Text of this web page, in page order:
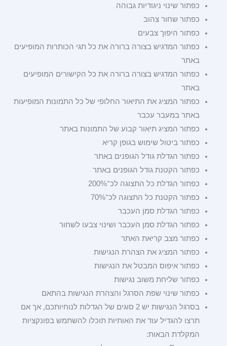
כפתור שינוי ניגודיות גבוהה
כפתור שחור צהוב
כפתור היפוך צבעים
כפתור המדגיש בצורה ברורה את כל תגי הכותרות המופיעים
באתר
כפתור המדגיש בצורה ברורה את כל הקישורים המופיעים
באתר
כפתור המציג את התיאור החלופי של כל התמונות המופיעות
באתר במעבר עכבר
כפתור המציג תיאור קבוע של התמונות באתר
כפתור ביטול שימוש בגופן קריא
כפתור הגדלת גודל הגופנים באתר
כפתור הקטנת גודל הגופנים באתר
כפתור הגדלת כל התצוגה לכ־200%
כפתור הקטנת כל התצוגה לכ־70%
כפתור הגדלת סמן העכבר
כפתור הגדלת סמן העכבר ושינוי צבעו לשחור
כפתור מצב קריאת האתר
כפתור המציג את הצהרת הנגישות
כפתור איפוס המבטל את הנגישות
כפתור שליחת משוב נגישות
כפתור שינוי שפת הסרגל והצהרת הנגישות בהתאם
בסרגל הנגישות יש 2 סוגים של הגדלות לנוחיותכם, אך אם
תרצו להגדיל עוד את האותיות תוכלו להשתמש בפונקציות
המקלדת הבאות: